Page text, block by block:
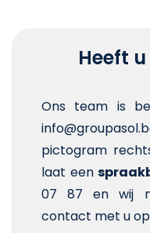
Heeft
Ons team is
pictogram
laat een
07 87 en wij
contact met u